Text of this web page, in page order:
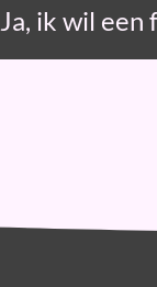
Ja, ik wil een